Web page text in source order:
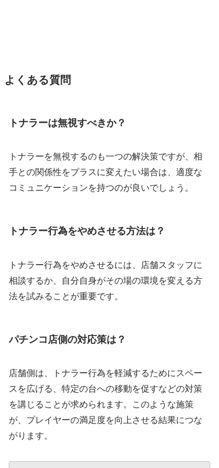
よくある質問
トナラーは無視すべきか？
トナラーを無視するのも一つの解決策ですが、相
手との関係性をプラスに変えたい場合は、適度な
コミュニケーションを持つのが良いでしょう。
トナラー行為をやめさせる方法は？
トナラー行為をやめさせるには、店舗スタッフに
相談するか、自分自身がその場の環境を変える方
法を試みることが重要です。
パチンコ店側の対応策は？
店舗側は、トナラー行為を軽減するためにスペー
スを広げる、特定の台への移動を促すなどの対策
を講じることが求められます。このような施策
が、プレイヤーの満足度を向上させる結果につな
がります。